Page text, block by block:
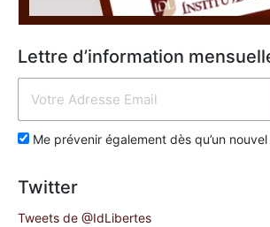
Lettre d’information
Me prévenir également dès qu’un
Twitter
Tweets de @IdLibertes